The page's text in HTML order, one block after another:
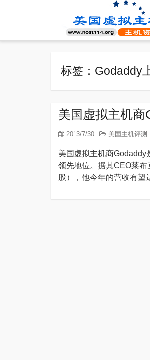
标签：Godaddy
美国虚拟主机商
2013/7/30 美国主机评测
美国虚拟主机商Godaddy
领先地位。据其CEO莱布
股），他今年的营收有望